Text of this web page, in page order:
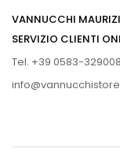
VANNUCCHI
SERVIZIO CLIENTI
Tel. +39 0583-329008